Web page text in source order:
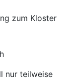
zum Kloster
nur teilweise